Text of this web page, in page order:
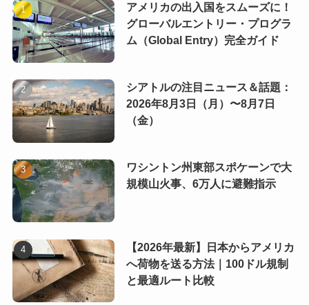
アメリカの出入国をスムーズに！
グローバルエントリー・プログラ
ム（Global Entry）完全ガイド
シアトルの注目ニュース＆話題：
2026年8月3日（月）〜8月7日
（金）
ワシントン州東部スポケーンで大
規模山火事、6万人に避難指示
【2026年最新】日本からアメリカ
へ荷物を送る方法｜100ドル規制
と最適ルート比較